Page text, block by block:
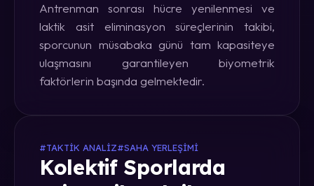
Antrenman sonrası hücre yenilenmesi ve
laktik asit eliminasyon süreçlerinin takibi,
sporcunun müsabaka günü tam kapasiteye
ulaşmasını garantileyen biyometrik
faktörlerin başında gelmektedir.
#TAKTIK ANALIZ#SAHA YERLEŞIMI
Kolektif Sporlarda